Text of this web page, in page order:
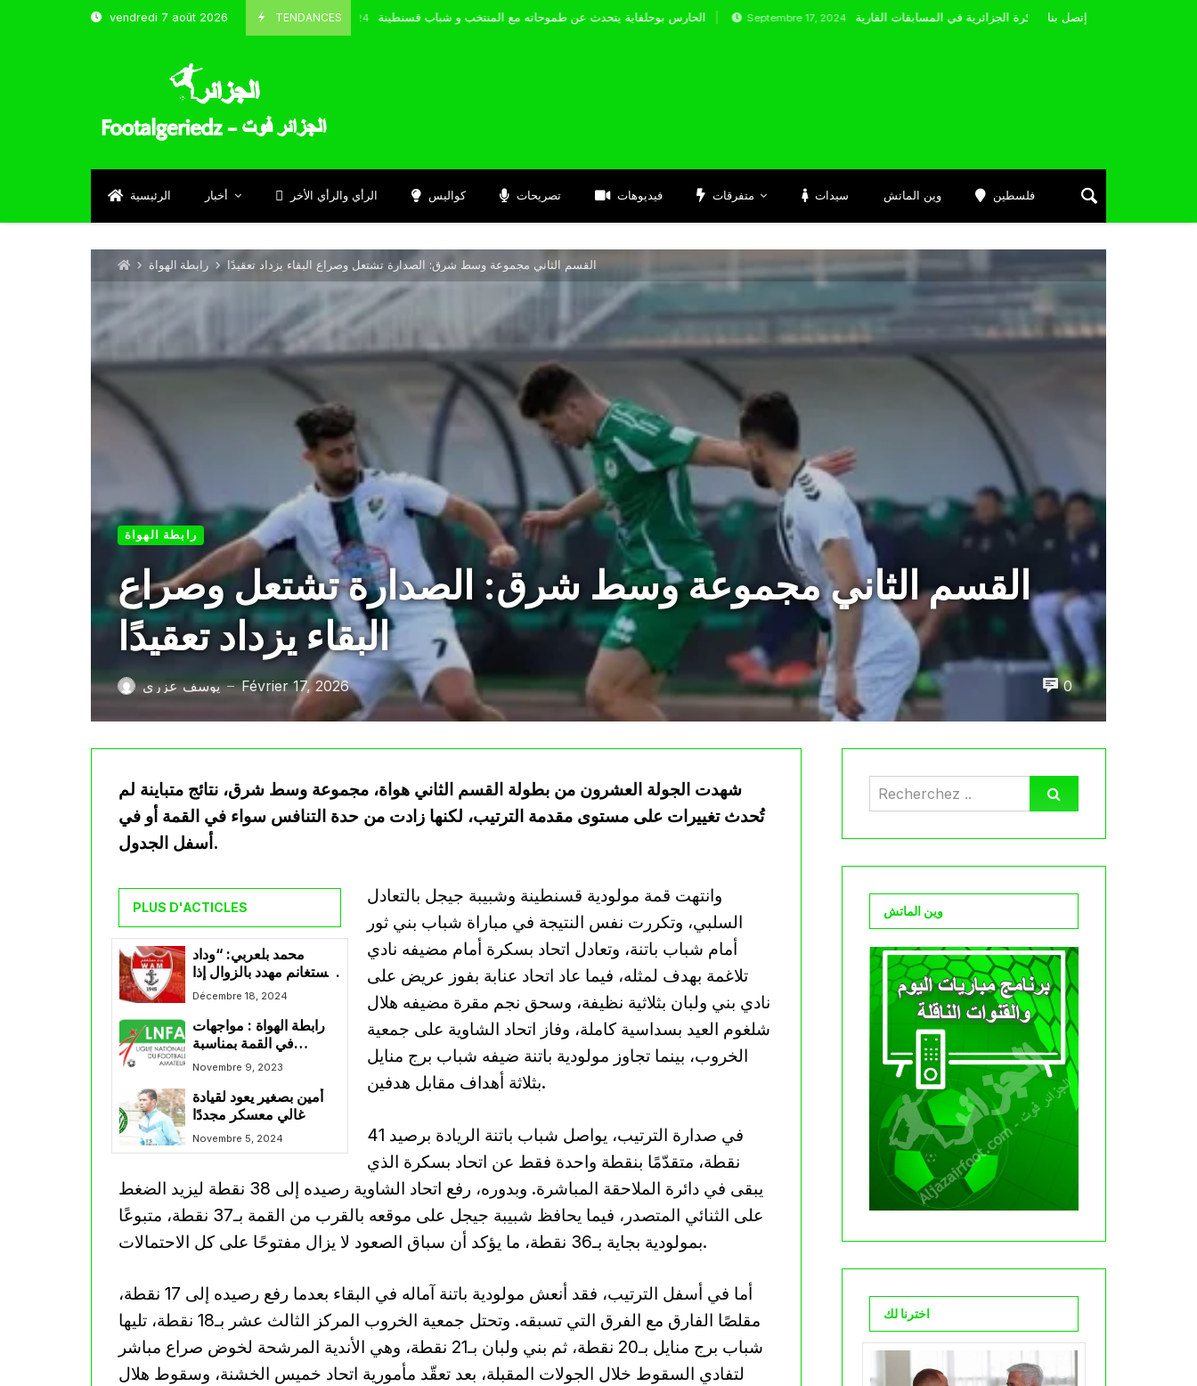
vendredi 7 août 2026 TENDANCES
Octobre 8, 2024 الحارس بوحلفاية يتحدث عن طموحاته مع المنتخب و شباب قسنطينة Septembre 17, 2024 إتصل بنا
الرئيسية أخبار الرأي والرأي الأخر كواليس تصريحات فيديوهات متفرقات سيدات وين الماتش فلسطين
رابطة الهواة القسم الثاني مجموعة وسط شرق: الصدارة تشتعل وصراع البقاء يزداد تعقيدًا
رابطة الهواة
القسم الثاني مجموعة وسط شرق: الصدارة تشتعل وصراع
البقاء يزداد تعقيدًا
يوسف عزري — Février 17, 2026 0
شهدت الجولة العشرون من بطولة القسم الثاني هواة، مجموعة وسط شرق، نتائج متباينة لم
تُحدث تغييرات على مستوى مقدمة الترتيب، لكنها زادت من حدة التنافس سواء في القمة أو في
أسفل الجدول.
PLUS D'ACTICLES
محمد بلعربي: “وداد
مستغانم مهدد بالزوال إذا
لم يتلق الدعم المالي
Décembre 18, 2024
رابطة الهواة : مواجهات
في القمة بمناسبة
Novembre 9, 2023
أمين بصغير يعود لقيادة
غالي معسكر مجددًا
Novembre 5, 2024
وانتهت قمة مولودية قسنطينة وشبيبة جيجل بالتعادل
السلبي، وتكررت نفس النتيجة في مباراة شباب بني ثور
أمام شباب باتنة، وتعادل اتحاد بسكرة أمام مضيفه نادي
تلاغمة بهدف لمثله، فيما عاد اتحاد عنابة بفوز عريض على
نادي بني ولبان بثلاثية نظيفة، وسحق نجم مقرة مضيفه هلال
شلغوم العيد بسداسية كاملة، وفاز اتحاد الشاوية على جمعية
الخروب، بينما تجاوز مولودية باتنة ضيفه شباب برج منايل
بثلاثة أهداف مقابل هدفين.
في صدارة الترتيب، يواصل شباب باتنة الريادة برصيد 41
نقطة، متقدّمًا بنقطة واحدة فقط عن اتحاد بسكرة الذي
يبقى في دائرة الملاحقة المباشرة. وبدوره، رفع اتحاد الشاوية رصيده إلى 38 نقطة ليزيد الضغط
على الثنائي المتصدر، فيما يحافظ شبيبة جيجل على موقعه بالقرب من القمة بـ37 نقطة، متبوعًا
بمولودية بجاية بـ36 نقطة، ما يؤكد أن سباق الصعود لا يزال مفتوحًا على كل الاحتمالات.
أما في أسفل الترتيب، فقد أنعش مولودية باتنة آماله في البقاء بعدما رفع رصيده إلى 17 نقطة،
مقلصًا الفارق مع الفرق التي تسبقه. وتحتل جمعية الخروب المركز الثالث عشر بـ18 نقطة، تليها
شباب برج منايل بـ20 نقطة، ثم بني ولبان بـ21 نقطة، وهي الأندية المرشحة لخوض صراع مباشر
لتفادي السقوط خلال الجولات المقبلة، بعد تعقّد مأمورية اتحاد خميس الخشنة، وسقوط هلال
وين الماتش
اخترنا لك